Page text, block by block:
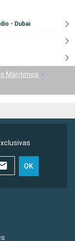
- Dubai
Maritimos
OK